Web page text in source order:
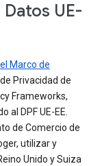
UE-
Marco de
Privacidad de
Frameworks,
al DPF UE-EE.
de Comercio de
utilizar y
Unido y Suiza